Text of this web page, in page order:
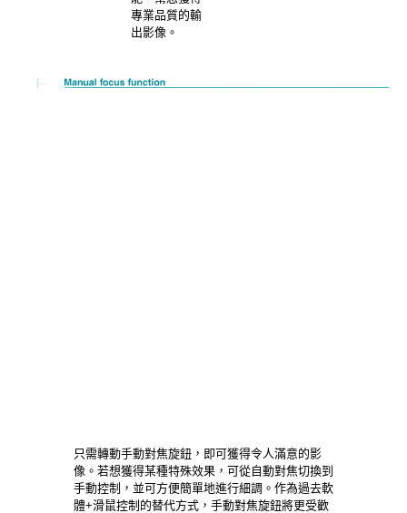
專業品質的輸
出影像。
只需轉動手動對焦旋鈕，即可獲得令人滿意的影
像。若想獲得某種特殊效果，可從自動對焦切換到
手動控制，並可方便簡單地進行細調。作為過去軟
體+滑鼠控制的替代方式，手動對焦旋鈕將更受歡